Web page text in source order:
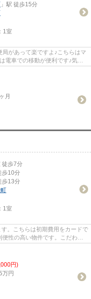
」駅 徒歩15分
1室
があって楽ですよ♪こちらはマ
電車での移動が便利です♪気に
月
徒歩7分
歩10分
歩13分
1室
。こちらは初期費用をカードで
性の高い物件です。こだわり
円)
万円